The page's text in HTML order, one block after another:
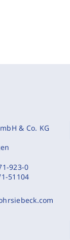
& Co. KG
923-0
51104